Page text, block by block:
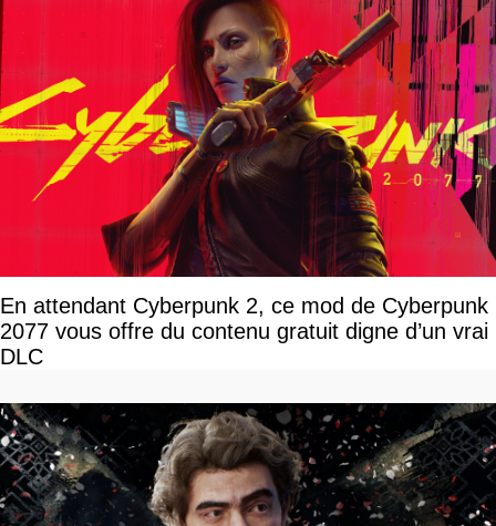
En attendant Cyberpunk 2, ce mod de Cyberpunk
2077 vous offre du contenu gratuit digne d’un vrai
DLC